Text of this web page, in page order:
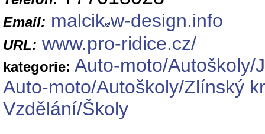
Email: malcik w-design.info
URL: www.pro-ridice.cz/
kategorie: Auto-moto/Autoškoly/
Auto-moto/Autoškoly/Zlínský
Vzdělání/Školy